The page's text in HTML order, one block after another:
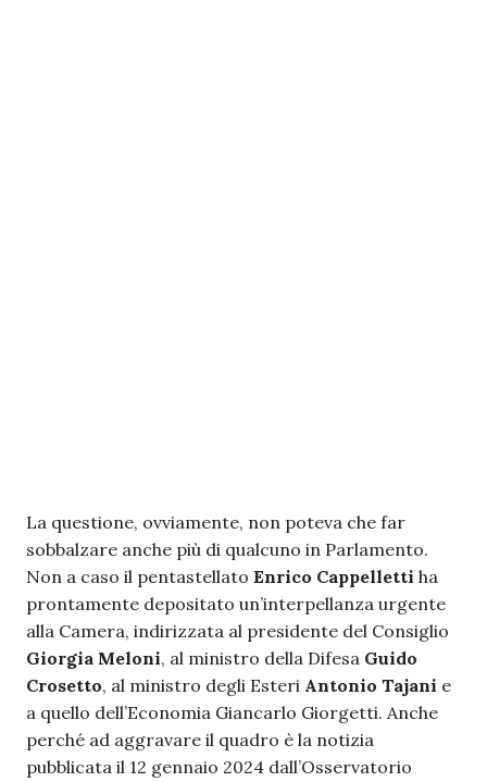
La questione, ovviamente, non poteva che far
sobbalzare anche più di qualcuno in Parlamento.
Non a caso il pentastellato Enrico Cappelletti ha
prontamente depositato un’interpellanza urgente
alla Camera, indirizzata al presidente del Consiglio
Giorgia Meloni, al ministro della Difesa Guido
Crosetto, al ministro degli Esteri Antonio Tajani e
a quello dell’Economia Giancarlo Giorgetti. Anche
perché ad aggravare il quadro è la notizia
pubblicata il 12 gennaio 2024 dall’Osservatorio